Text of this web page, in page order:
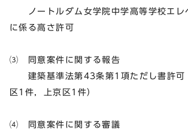
ノートルダム女学院中学高等学校エレ
に係る高さ許可
⑶ 同意案件に関する報告
建築基準法第43条第1項ただし書許可
区1件，上京区1件）
⑷ 同意案件に関する審議